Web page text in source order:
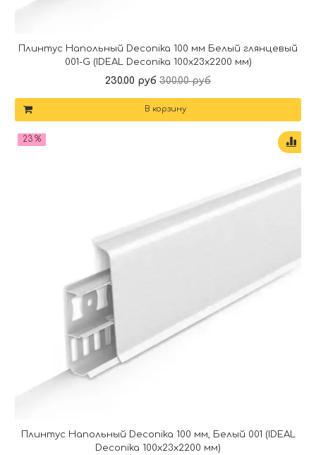
Плинтус Напольный Deconika 100 мм Белый глянцевый
001-G (IDEAL Deconika 100х23х2200 мм)
230.00 руб 300.00 руб
В корзину
23 %
Плинтус Напольный Deconika 100 мм, Белый 001 (IDEAL
Deconika 100х23х2200 мм)